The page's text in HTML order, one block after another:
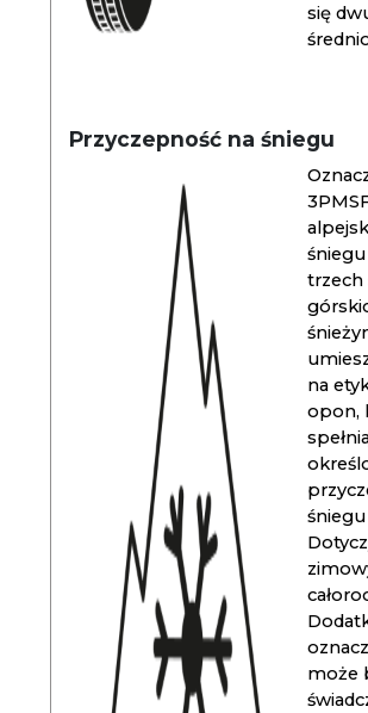
się
Przyczepność na śniegu
trzech
na
opon,
śniegu
może